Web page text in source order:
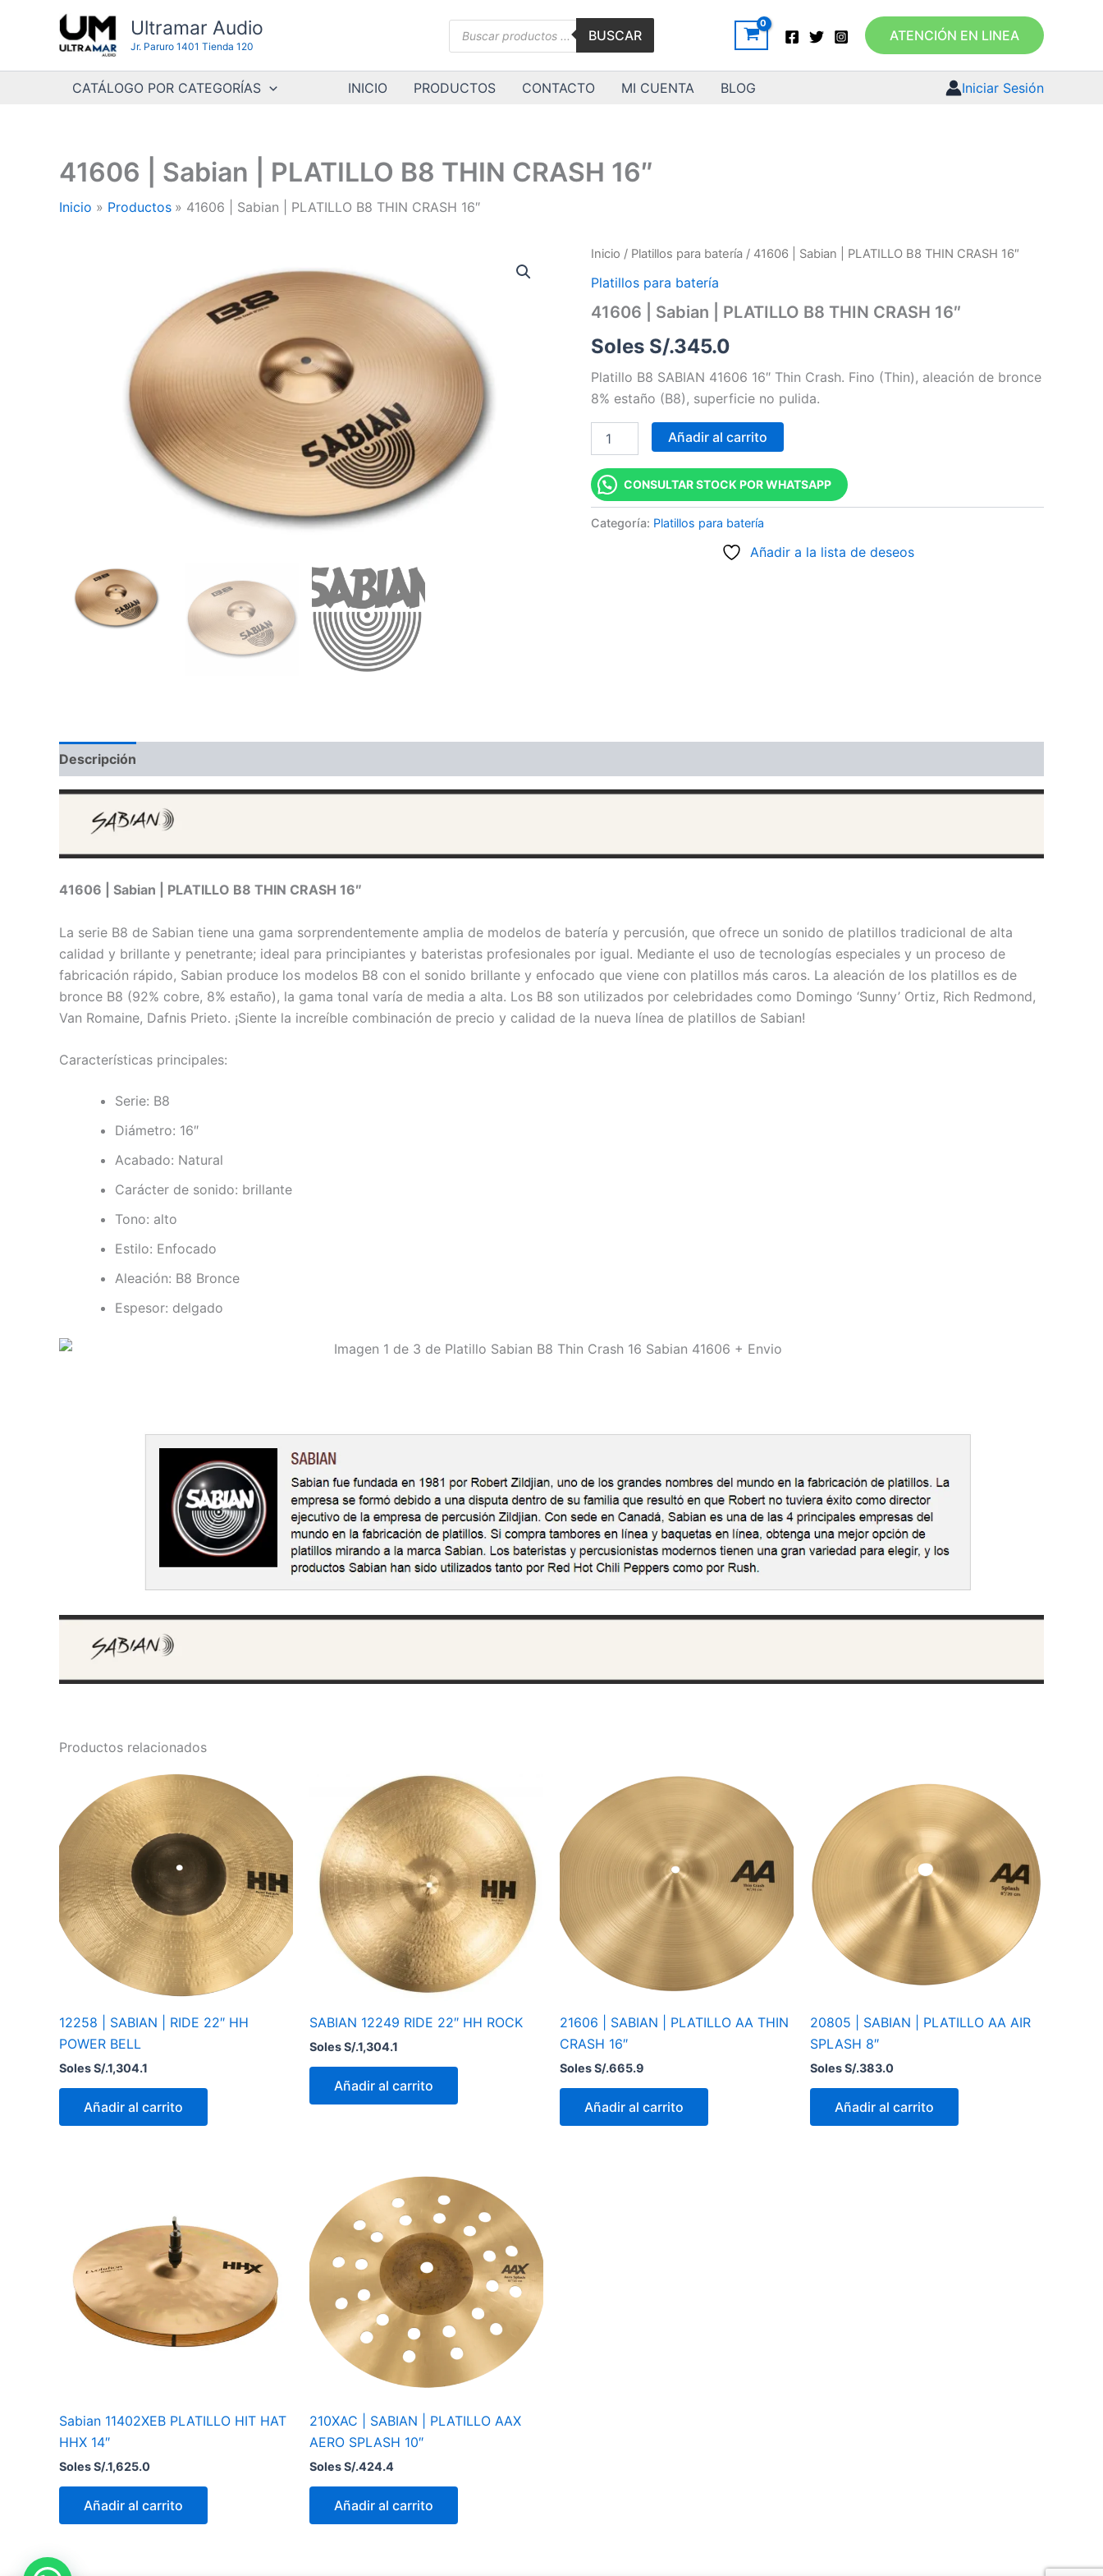
contenido
Ultramar Audio
Jr. Paruro 1401 Tienda 120
Búsqueda
BUSCAR ATENCIÓN EN LINEA
CATÁLOGO POR CATEGORÍAS INICIO PRODUCTOS CONTACTO MI CUENTA BLOG Iniciar Sesión
41606 | Sabian | PLATILLO B8 THIN CRASH 16″
Inicio Productos 41606 | Sabian | PLATILLO B8 THIN CRASH 16″
Inicio / Platillos para batería / 41606 | Sabian | PLATILLO B8 THIN CRASH 16″
Platillos para batería
41606 | Sabian | PLATILLO B8 THIN CRASH 16″
Soles S/.345.0
Platillo B8 SABIAN 41606 16″ Thin Crash. Fino (Thin), aleación de bronce
8% estaño (B8), superficie no pulida.
41606
Sabian
PLATILLO
THIN
16"
cantidad
Añadir al carrito
CONSULTAR STOCK POR WHATSAPP
Categoría: Platillos para batería
Añadir a la lista de deseos
Descripción
41606 | Sabian | PLATILLO B8 THIN CRASH 16″
La serie B8 de Sabian tiene una gama sorprendentemente amplia de modelos de batería y percusión, que ofrece un sonido de platillos tradicional de alta
calidad y brillante y penetrante; ideal para principiantes y bateristas profesionales por igual. Mediante el uso de tecnologías especiales y un proceso de
fabricación rápido, Sabian produce los modelos B8 con el sonido brillante y enfocado que viene con platillos más caros. La aleación de los platillos es de
bronce B8 (92% cobre, 8% estaño), la gama tonal varía de media a alta. Los B8 son utilizados por celebridades como Domingo ‘Sunny’ Ortiz, Rich Redmond,
Van Romaine, Dafnis Prieto. ¡Siente la increíble combinación de precio y calidad de la nueva línea de platillos de Sabian!
Características principales:
Serie: B8
Diámetro: 16″
Acabado: Natural
Carácter de sonido: brillante
Tono: alto
Estilo: Enfocado
Aleación: B8 Bronce
Espesor: delgado
Productos relacionados
12258 | SABIAN | RIDE 22″ HH
POWER BELL
Soles S/.1,304.1
Añadir al carrito
SABIAN 12249 RIDE 22″ HH ROCK
Soles S/.1,304.1
Añadir al carrito
21606 | SABIAN | PLATILLO AA THIN
CRASH 16″
Soles S/.665.9
Añadir al carrito
20805 | SABIAN | PLATILLO AA AIR
SPLASH 8″
Soles S/.383.0
Añadir al carrito
Sabian 11402XEB PLATILLO HIT HAT
HHX 14″
Soles S/.1,625.0
Añadir al carrito
210XAC | SABIAN | PLATILLO AAX
AERO SPLASH 10″
Soles S/.424.4
Añadir al carrito